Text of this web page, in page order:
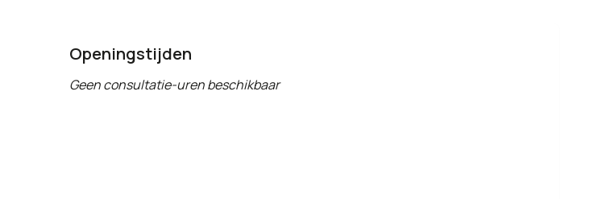
Openingstijden
Geen consultatie-uren beschikbaar